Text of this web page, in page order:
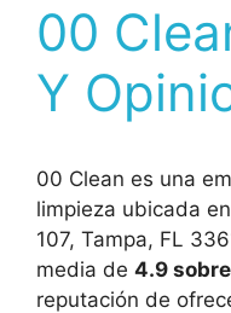
00
Y
00 Clean es una
limpieza ubicada
107, Tampa, FL
media de 4.9
reputación de